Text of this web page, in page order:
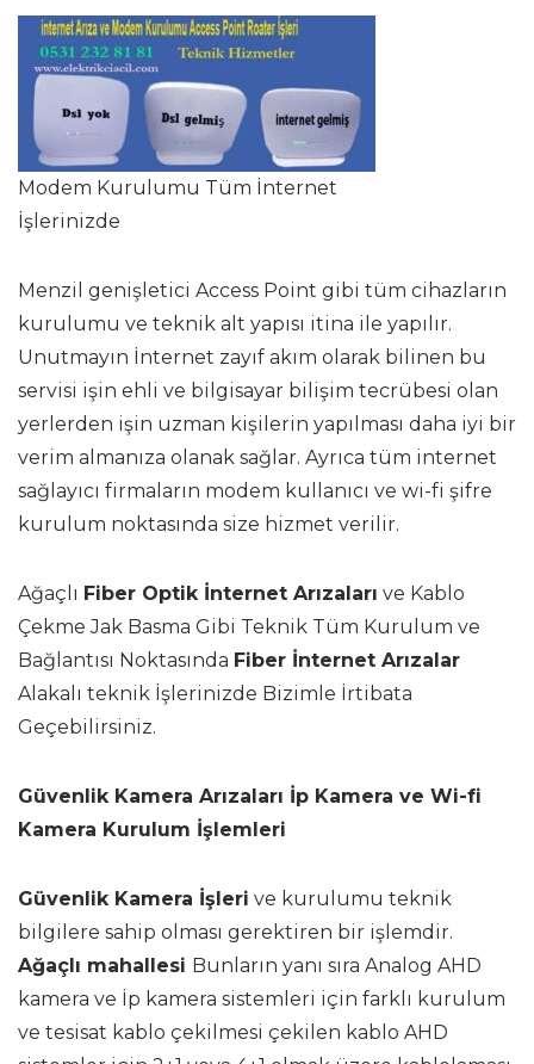
Modem Kurulumu Tüm İnternet
İşlerinizde
Menzil genişletici Access Point gibi tüm cihazların
kurulumu ve teknik alt yapısı itina ile yapılır.
Unutmayın İnternet zayıf akım olarak bilinen bu
servisi işin ehli ve bilgisayar bilişim tecrübesi olan
yerlerden işin uzman kişilerin yapılması daha iyi bir
verim almanıza olanak sağlar. Ayrıca tüm internet
sağlayıcı firmaların modem kullanıcı ve wi-fi şifre
kurulum noktasında size hizmet verilir.
Ağaçlı Fiber Optik İnternet Arızaları ve Kablo
Çekme Jak Basma Gibi Teknik Tüm Kurulum ve
Bağlantısı Noktasında Fiber İnternet Arızalar
Alakalı teknik İşlerinizde Bizimle İrtibata
Geçebilirsiniz.
Güvenlik Kamera Arızaları İp Kamera ve Wi-fi
Kamera Kurulum İşlemleri
Güvenlik Kamera İşleri ve kurulumu teknik
bilgilere sahip olması gerektiren bir işlemdir.
Ağaçlı mahallesi Bunların yanı sıra Analog AHD
kamera ve İp kamera sistemleri için farklı kurulum
ve tesisat kablo çekilmesi çekilen kablo AHD